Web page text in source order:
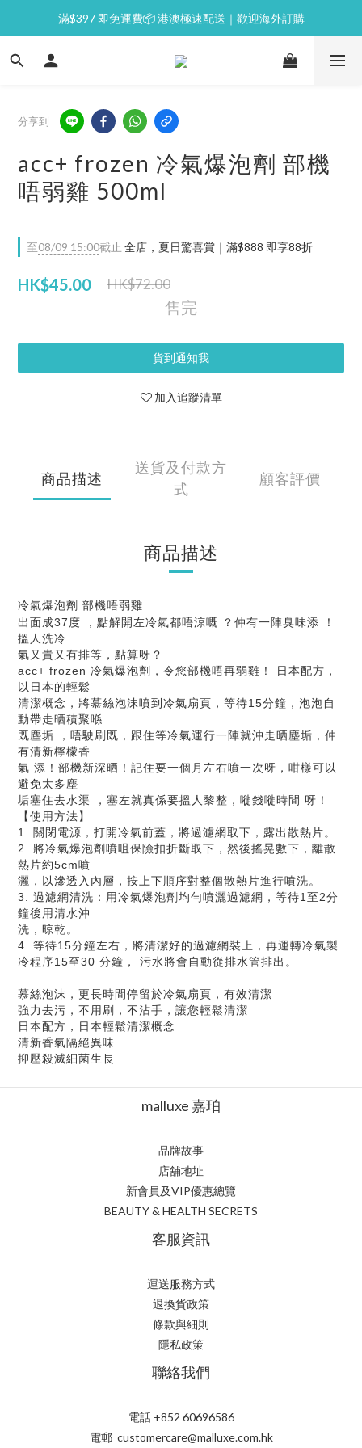
⭐逢星期一malluxe day｜7%購物金回贈
滿$397 即免運費📦 港澳極速配送｜歡迎海外訂購
💙新會員｜首單即減 $50💰
分享到
acc+ frozen 冷氣爆泡劑 部機
唔弱雞 500ml
至08/09 15:00截止 全店，夏日驚喜賞｜滿$888 即享88折
HK$45.00 HK$72.00
售完
貨到通知我
加入追蹤清單
商品描述
送貨及付款方
式
顧客評價
商品描述
冷氣爆泡劑 部機唔弱雞
出面成37度 ，點解開左冷氣都唔涼嘅 ？仲有一陣臭味添 ！
搵人洗冷
氣又貴又有排等，點算呀？
acc+ frozen 冷氣爆泡劑，令您部機唔再弱雞！ 日本配方，
以日本的輕鬆
清潔概念，將慕絲泡沫噴到冷氣扇頁，等待15分鐘，泡泡自
動帶走晒積聚喺
既塵垢 ，唔駛刷既，跟住等冷氣運行一陣就沖走晒塵垢，仲
有清新檸檬香
氣 添！部機新深晒！記住要一個月左右噴一次呀，咁樣可以
避免太多塵
垢塞住去水渠 ，塞左就真係要搵人黎整，嘥錢嘥時間 呀！
【使用方法】
1. 關閉電源，打開冷氣前蓋，將過濾網取下，露出散熱片。
2. 將冷氣爆泡劑噴咀保險扣折斷取下，然後搖晃數下，離散
熱片約5cm噴
灑，以滲透入內層，按上下順序對整個散熱片進行噴洗。
3. 過濾網清洗：用冷氣爆泡劑均勻噴灑過濾網，等待1至2分
鐘後用清水沖
洗，晾乾。
4. 等待15分鐘左右，將清潔好的過濾網裝上，再運轉冷氣製
冷程序15至30 分鐘， 污水將會自動從排水管排出。
慕絲泡沫，更長時間停留於冷氣扇頁，有效清潔
強力去污，不用刷，不沾手，讓您輕鬆清潔
日本配方，日本輕鬆清潔概念
清新香氣隔絕異味
抑壓殺滅細菌生長
malluxe 嘉珀
品牌故事
店舖地址
新會員及VIP優惠總覽
BEAUTY & HEALTH SECRETS
客服資訊
運送服務方式
退換貨政策
條款與細則
隱私政策
聯絡我們
電話 +852 60696586
電郵 customercare@malluxe.com.hk